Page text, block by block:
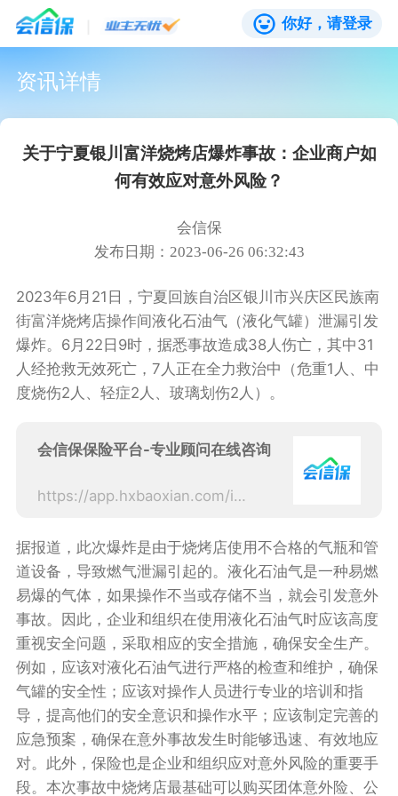
你好，请登录
资讯详情
关于宁夏银川富洋烧烤店爆炸事故：企业商户如
何有效应对意外风险？
会信保
发布日期：2023-06-26 06:32:43
2023年6月21日，宁夏回族自治区银川市兴庆区民族南
街富洋烧烤店操作间液化石油气（液化气罐）泄漏引发
爆炸。6月22日9时，据悉事故造成38人伤亡，其中31
人经抢救无效死亡，7人正在全力救治中（危重1人、中
度烧伤2人、轻症2人、玻璃划伤2人）。
会信保保险平台-专业顾问在线咨询
https://app.hxbaoxian.com/insurance?p=1&l=20&t=0&c=0&sourceType=web
据报道，此次爆炸是由于烧烤店使用不合格的气瓶和管
道设备，导致燃气泄漏引起的。液化石油气是一种易燃
易爆的气体，如果操作不当或存储不当，就会引发意外
事故。因此，企业和组织在使用液化石油气时应该高度
重视安全问题，采取相应的安全措施，确保安全生产。
例如，应该对液化石油气进行严格的检查和维护，确保
气罐的安全性；应该对操作人员进行专业的培训和指
导，提高他们的安全意识和操作水平；应该制定完善的
应急预案，确保在意外事故发生时能够迅速、有效地应
对。此外，保险也是企业和组织应对意外风险的重要手
段。本次事故中烧烤店最基础可以购买团体意外险、公